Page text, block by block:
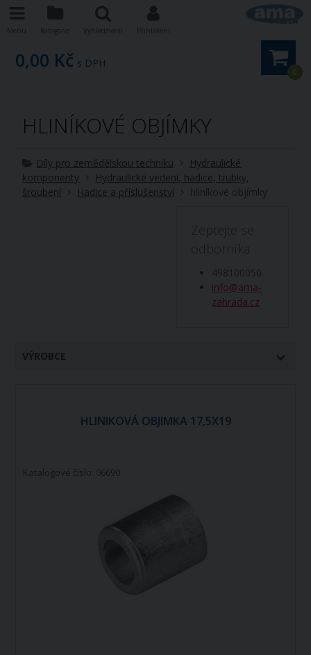
0
0,00 Kč s DPH
HLINÍKOVÉ OBJÍMKY
Díly pro zemědělskou techniku
Hydraulické
komponenty
Hydraulické vedení, hadice, trubky,
šroubení
Hadice a příslušenství hliníkové objímky
Zeptejte se
odborníka
498100050
info@ama-
zahrada.cz
VÝROBCE
HLINIKOVÁ OBJIMKA 17,5X19
Katalogové číslo: 06690
Menu Kategorie Vyhledávání Přihlášení